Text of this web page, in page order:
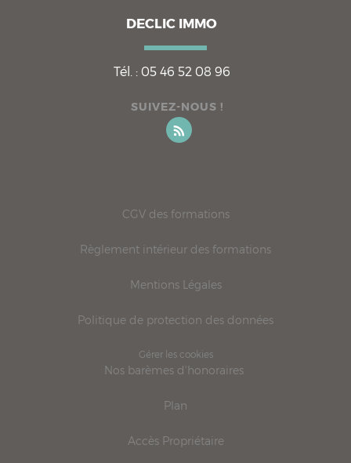
DECLIC IMMO
Tél. : 05 46 52 08 96
SUIVEZ-NOUS !
CGV des formations
Règlement intérieur des formations
Mentions Légales
Politique de protection des données
Gérer les cookies
Nos barèmes d'honoraires
Plan
Accès Propriétaire